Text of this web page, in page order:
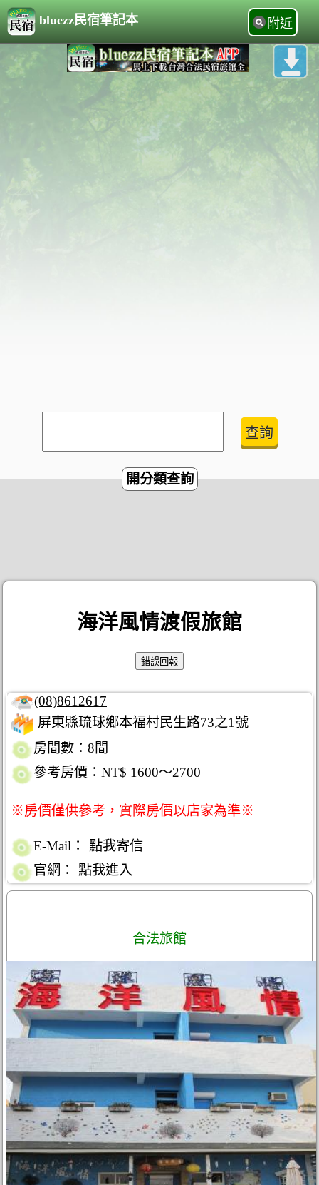
bluezz民宿筆記本 附近
開分類查詢
海洋風情渡假旅館
(08)8612617
屏東縣琉球鄉本福村民生路73之1號
房間數：8間
參考房價：NT$ 1600～2700
※房價僅供參考，實際房價以店家為準※
E-Mail：
點我寄信
官網：
點我進入
合法旅館